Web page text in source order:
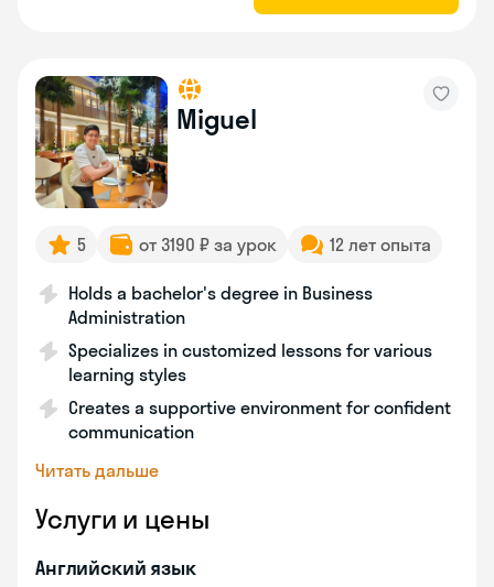
Miguel
5 от 3190 ₽ за урок 12 лет опыта
Holds a bachelor's degree in Business
Administration
Specializes in customized lessons for various
learning styles
Creates a supportive environment for confident
communication
Читать дальше
Услуги и цены
Английский язык